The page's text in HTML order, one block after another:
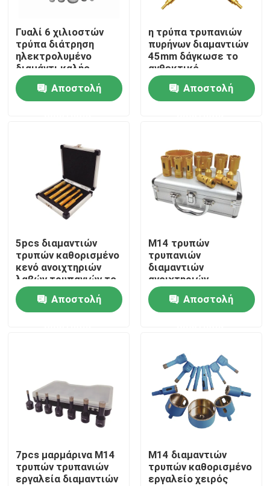
Προϊόντα
Βίντεο
Περίπου εμείς
Γύρος εργοστασίων
Ζητήστε ένα απόσπασμα
Ηλεκτρολυτική λεπίδα πριονιών διαμαντιών
Γυαλί 6 χιλιοστών
τρύπα διάτρηση
ηλεκτρολυμένο
διαμάντι καλής
ποιότητας για
μάρμαρο κεραμικό
υγρή χρήση
Αποστολή
η τρύπα τρυπανιών
πυρήνων διαμαντιών
45mm δάγκωσε το
ανθεκτικό
συγκολλημένο κενό
εργαλείο για τη
μαρμάρινη πέτρα
Αποστολή
5pcs διαμαντιών
τρυπών καθορισμένο
κενό ανοιχτηριών
λαβών τρυπανιών το
εξαγωνικό
συγκόλλησε τη
μαρμάρινη λείανση
Αποστολή
M14 τρυπών
τρυπανιών
διαμαντιών
ανοιχτηριών
καθορισμένο
εργαλείο Vavcuum
συσκευασίας DIY
Αποστολή
7pcs μαρμάρινα M14
τρυπών τρυπανιών
εργαλεία διαμαντιών
M14 διαμαντιών
τρυπών καθορισμένο
εργαλείο χειρός